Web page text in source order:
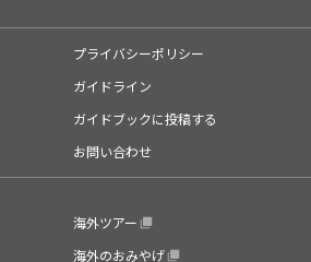
プライバシーポリシー
ガイドライン
ガイドブックに投稿する
お問い合わせ
海外ツアー
海外のおみやげ